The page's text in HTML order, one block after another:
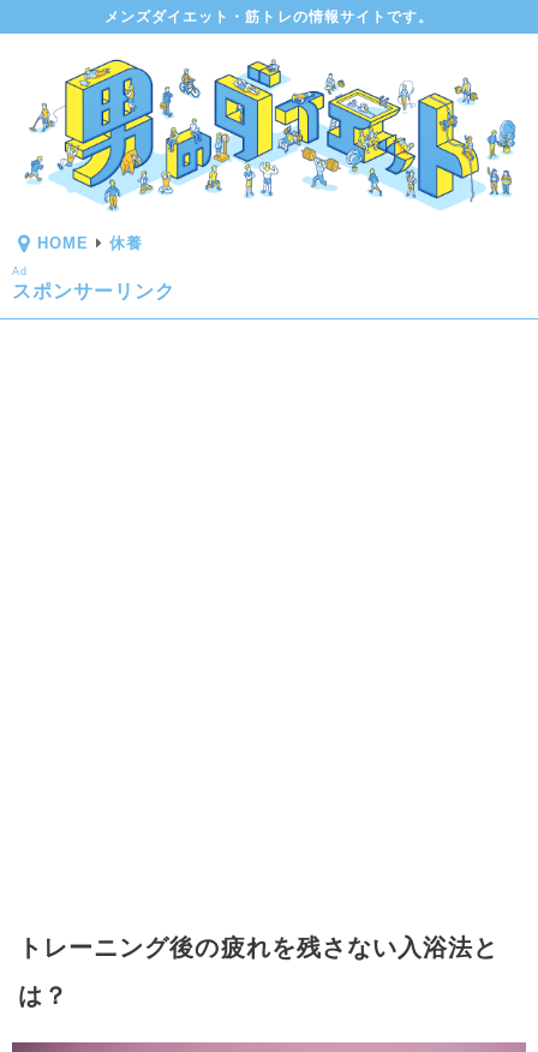
メンズダイエット・筋トレの情報サイトです。
HOME 休養
Ad
スポンサーリンク
トレーニング後の疲れを残さない入浴法と
は？